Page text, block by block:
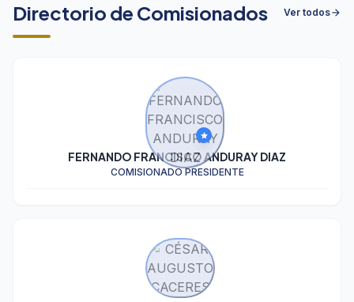
Directorio de Comisionados Ver todosarrow_forward
star
FERNANDO FRANCISCO ANDURAY DIAZ
COMISIONADO PRESIDENTE